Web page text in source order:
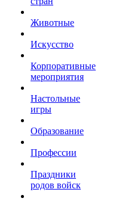
Животные
Искусство
Корпоративные
мероприятия
Настольные
игры
Образование
Профессии
Праздники
родов войск